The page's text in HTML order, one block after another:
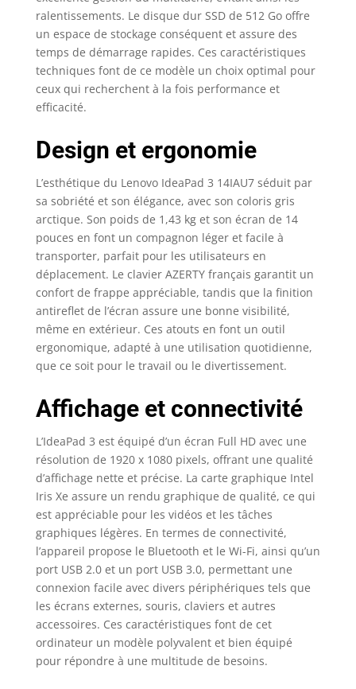
grâce aux processeurs
Intel Core i7 de 12e
génération. Avec la
vitesse et l’intelligence
inégalées du circuit
graphique Intel,
simple et fluide.
renforcée: Pour
préserver votre vie
privée, un cache de
confidentialité est
intégré à la webcam
de l’ordinateur
portable IdeaPad 3i
Gen 7 (14" Intel).
Fonctionnalités
intelligentes: Le
filtrage du bruit
ambiant réduit les
environnement, et le
mode Eye Care réduit
la fatigue oculaire liée
à la lumière bleue.
Refroidissement
silencieux: L’IdeaPad 3i
Gen 7 (14" Intel) est
équipé de fonctions de
refroidissement
mécaniques et
intelligentes, qui
maintiennent votre
processeur au frais et
en assurent le
fonctionnement
optimal en
ralentissements. Le disque dur SSD de 512 Go offre
un espace de stockage conséquent et assure des
temps de démarrage rapides. Ces caractéristiques
techniques font de ce modèle un choix optimal pour
ceux qui recherchent à la fois performance et
efficacité.
Design et ergonomie
L’esthétique du Lenovo IdeaPad 3 14IAU7 séduit par
sa sobriété et son élégance, avec son coloris gris
arctique. Son poids de 1,43 kg et son écran de 14
pouces en font un compagnon léger et facile à
transporter, parfait pour les utilisateurs en
déplacement. Le clavier AZERTY français garantit un
confort de frappe appréciable, tandis que la finition
antireflet de l’écran assure une bonne visibilité,
même en extérieur. Ces atouts en font un outil
ergonomique, adapté à une utilisation quotidienne,
que ce soit pour le travail ou le divertissement.
Affichage et connectivité
L’IdeaPad 3 est équipé d’un écran Full HD avec une
résolution de 1920 x 1080 pixels, offrant une qualité
d’affichage nette et précise. La carte graphique Intel
Iris Xe assure un rendu graphique de qualité, ce qui
est appréciable pour les vidéos et les tâches
graphiques légères. En termes de connectivité,
l’appareil propose le Bluetooth et le Wi-Fi, ainsi qu’un
port USB 2.0 et un port USB 3.0, permettant une
connexion facile avec divers périphériques tels que
les écrans externes, souris, claviers et autres
accessoires. Ces caractéristiques font de cet
ordinateur un modèle polyvalent et bien équipé
pour répondre à une multitude de besoins.